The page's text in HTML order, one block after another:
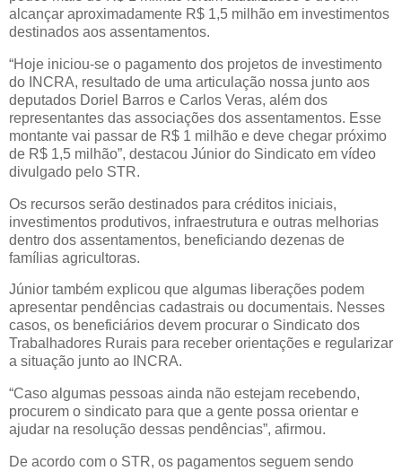
alcançar aproximadamente R$ 1,5 milhão em investimentos
destinados aos assentamentos.
“Hoje iniciou-se o pagamento dos projetos de investimento
do INCRA, resultado de uma articulação nossa junto aos
deputados Doriel Barros e Carlos Veras, além dos
representantes das associações dos assentamentos. Esse
montante vai passar de R$ 1 milhão e deve chegar próximo
de R$ 1,5 milhão”, destacou Júnior do Sindicato em vídeo
divulgado pelo STR.
Os recursos serão destinados para créditos iniciais,
investimentos produtivos, infraestrutura e outras melhorias
dentro dos assentamentos, beneficiando dezenas de
famílias agricultoras.
Júnior também explicou que algumas liberações podem
apresentar pendências cadastrais ou documentais. Nesses
casos, os beneficiários devem procurar o Sindicato dos
Trabalhadores Rurais para receber orientações e regularizar
a situação junto ao INCRA.
“Caso algumas pessoas ainda não estejam recebendo,
procurem o sindicato para que a gente possa orientar e
ajudar na resolução dessas pendências”, afirmou.
De acordo com o STR, os pagamentos seguem sendo